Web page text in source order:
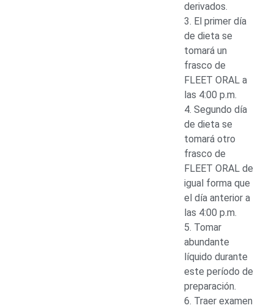
derivados.
3. El primer día
de dieta se
tomará un
frasco de
FLEET ORAL a
las 4:00 p.m.
4. Segundo día
de dieta se
tomará otro
frasco de
FLEET ORAL de
igual forma que
el día anterior a
las 4:00 p.m.
5. Tomar
abundante
líquido durante
este período de
preparación.
6. Traer examen